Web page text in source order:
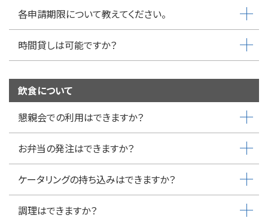
各申請期限について教えてください。
時間貸しは可能ですか？
飲食について
懇親会での利用はできますか？
お弁当の発注はできますか？
ケータリングの持ち込みはできますか？
調理はできますか？